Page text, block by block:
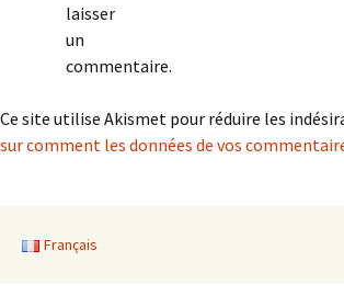
laisser
un
commentaire.
Ce site utilise Akismet pour réduire les
sur comment les données de vos
Français